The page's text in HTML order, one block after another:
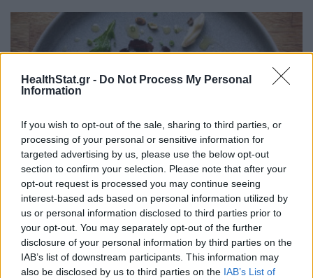
HealthStat.gr - Do Not Process My Personal
Information
If you wish to opt-out of the sale, sharing to third parties, or
processing of your personal or sensitive information for
targeted advertising by us, please use the below opt-out
section to confirm your selection. Please note that after your
opt-out request is processed you may continue seeing
interest-based ads based on personal information utilized by
us or personal information disclosed to third parties prior to
your opt-out. You may separately opt-out of the further
disclosure of your personal information by third parties on the
IAB’s list of downstream participants. This information may
also be disclosed by us to third parties on the IAB’s List of
Σκωτσέζικα αυγά: Μία διαφορετική συνταγή για
όσους αγαπούν τα αυγά
ΕΥ ΖΗΝ 07/08/2026 - 08:20